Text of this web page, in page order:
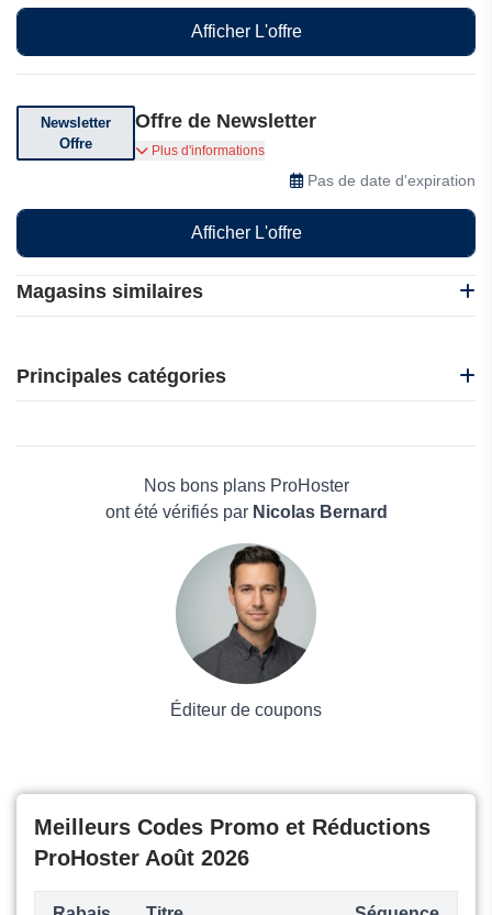
Magasins similaires
MacBooster
n8n
Principales catégories
Maison & Jardin
Boissons
Nos bons plans ProHoster
ont été vérifiés par Nicolas Bernard
Éditeur de coupons
Afficher L'offre
Newsletter
Offre
Offre de Newsletter
Abonnez-vous à leur newsletter pour recevoir
des réductions exclusives, des offres spéciales
Plus d'informations
Pas de date d'expiration
Afficher L'offre
Meilleurs Codes Promo et Réductions
ProHoster Août 2026